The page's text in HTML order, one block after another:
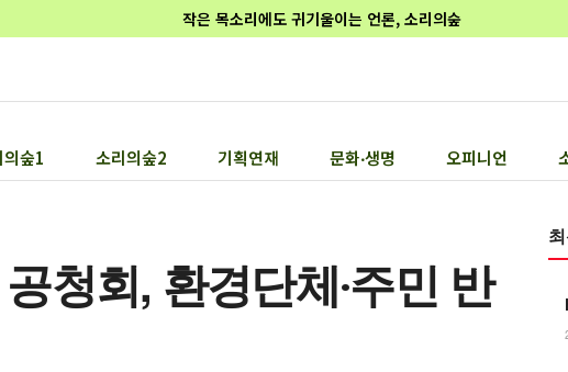
작은 목소리에도 귀기울이는 언론, 소리의숲
숲1 소리의숲2 기획연재 문화‧생명 오피니언
청회, 환경단체‧주민 반